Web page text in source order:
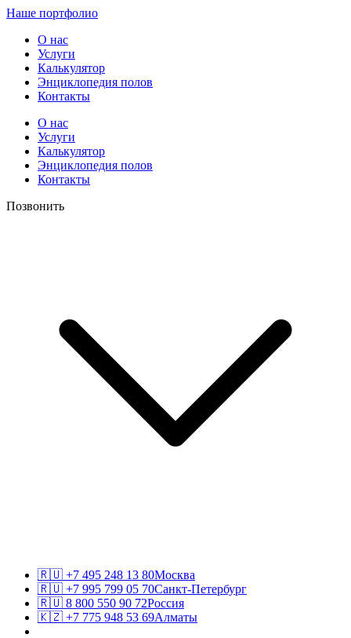
Наше портфолио
О нас
Услуги
Калькулятор
Энциклопедия полов
Контакты
О нас
Услуги
Калькулятор
Энциклопедия полов
Контакты
Позвонить
🇷🇺 +7 495 248 13 80Москва
🇷🇺 +7 995 799 05 70Санкт-Петербург
🇷🇺 8 800 550 90 72Россия
🇰🇿 +7 775 948 53 69Алматы